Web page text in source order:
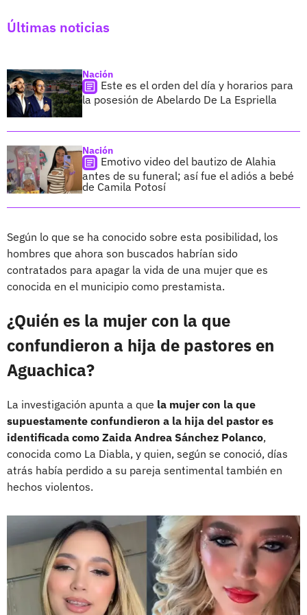
Últimas noticias
Nación
Este es el orden del día y horarios para
la posesión de Abelardo De La Espriella
Nación
Emotivo video del bautizo de Alahia
antes de su funeral; así fue el adiós a bebé
de Camila Potosí
Según lo que se ha conocido sobre esta posibilidad, los
hombres que ahora son buscados habrían sido
contratados para apagar la vida de una mujer que es
conocida en el municipio como prestamista.
¿Quién es la mujer con la que
confundieron a hija de pastores en
Aguachica?
La investigación apunta a que la mujer con la que
supuestamente confundieron a la hija del pastor es
identificada como Zaida Andrea Sánchez Polanco,
conocida como La Diabla, y quien, según se conoció, días
atrás había perdido a su pareja sentimental también en
hechos violentos.